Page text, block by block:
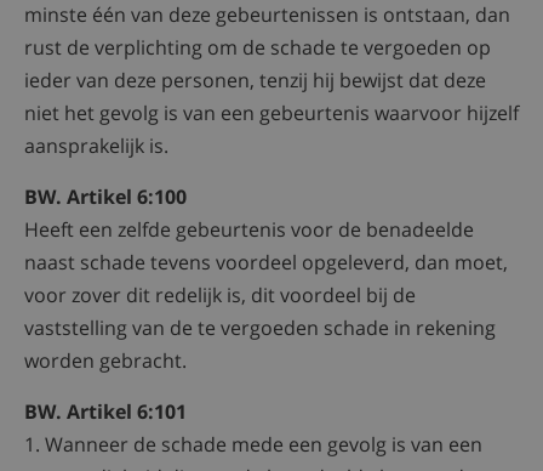
minste één van deze gebeurtenissen is ontstaan, dan
rust de verplichting om de schade te vergoeden op
ieder van deze personen, tenzij hij bewijst dat deze
niet het gevolg is van een gebeurtenis waarvoor hijzelf
aansprakelijk is.
BW. Artikel 6:100
Heeft een zelfde gebeurtenis voor de benadeelde
naast schade tevens voordeel opgeleverd, dan moet,
voor zover dit redelijk is, dit voordeel bij de
vaststelling van de te vergoeden schade in rekening
worden gebracht.
BW. Artikel 6:101
1. Wanneer de schade mede een gevolg is van een